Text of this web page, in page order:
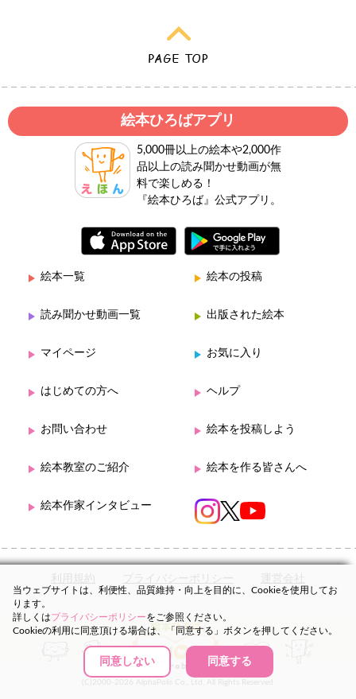
絵本ひろばアプリ
5,000冊以上の絵本や2,000作
品以上の読み聞かせ動画が無
料で楽しめる！
『絵本ひろば』公式アプリ。
絵本一覧 絵本の投稿
読み聞かせ動画一覧 出版された絵本
マイページ お気に入り
はじめての方へ ヘルプ
お問い合わせ 絵本を投稿しよう
絵本教室のご紹介 絵本を作る皆さんへ
絵本作家インタビュー
利用規約 プライバシーポリシー 運営会社
(C)2000-2026 AlphaPolis Co., Ltd. All Rights Reserved.
当ウェブサイトは、利便性、品質維持・向上を目的に、Cookieを使用してお
ります。
詳しくはプライバシーポリシーをご参照ください。
Cookieの利用に同意頂ける場合は、「同意する」ボタンを押してください。
同意しない 同意する